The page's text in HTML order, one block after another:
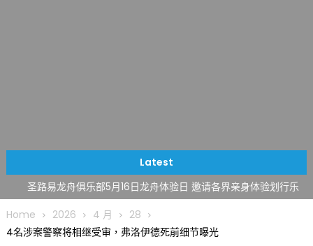
Latest
跨越山海同此会，三十载再谱华章——密苏里植物园中华日盛典
圣路易龙舟俱乐部5月16日龙舟体验日 邀请各界亲身体验划行乐
趣 + 水上竞速魅力
三十二载跨越时空的相逢
执掌密苏里植物园近四十年 致力推动全球植物多样性研究与中美
Home 2026 4 月
28
4名涉案警察将相继受审，弗洛伊德死前细节曝光